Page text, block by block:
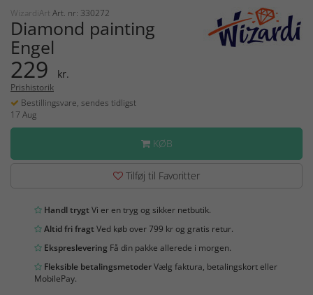
WizardiArt Art. nr: 330272
Diamond painting
Engel
229 kr.
Prishistorik
Bestillingsvare, sendes tidligst
17 Aug
KØB
Tilføj til Favoritter
Handl trygtVi er en tryg og sikker netbutik.
Altid fri fragtVed køb over 799 kr og gratis retur.
Ekspreslevering Få din pakke allerede i morgen.
Fleksible betalingsmetoderVælg faktura, betalingskort eller
MobilePay.